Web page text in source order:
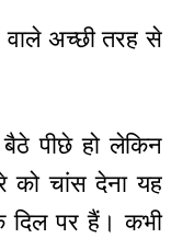
वाले अच्छी तरह से
पीछे हो लेकिन
को चांस देना यह
दिल पर हैं। कभी